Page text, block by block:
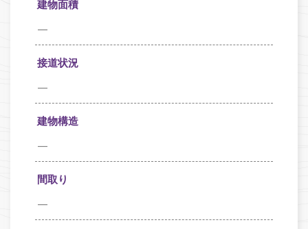
建物面積
—
接道状況
—
建物構造
—
間取り
—